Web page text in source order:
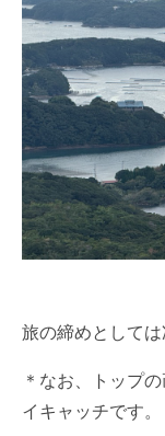
旅の締めとしては
＊なお、トップ
イキャッチです。